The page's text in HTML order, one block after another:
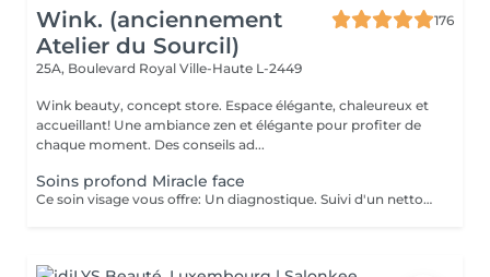
Wink. (anciennement
Atelier du Sourcil)
176
25A, Boulevard Royal Ville-Haute L-2449
Wink beauty, concept store. Espace élégante, chaleureux et
accueillant! Une ambiance zen et élégante pour profiter de
chaque moment. Des conseils ad...
Soins profond Miracle face
Ce soin visage vous offre: Un diagnostique. Suivi d'un nettoyage en profondeur de votre peau, et un massage Miracle Face qui a un effet de lifting immédiat , ce massage facial dégonfle, accentue les formes du visage et favorise la revitalisation naturelle de la peau.